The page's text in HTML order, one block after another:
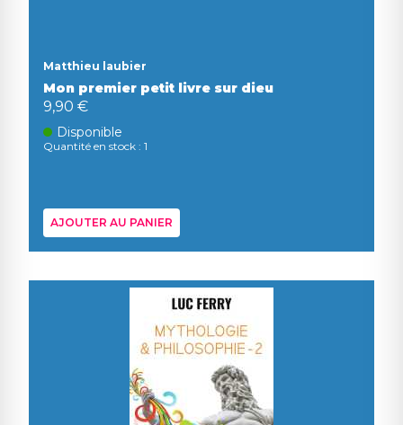
Matthieu laubier
Mon premier petit livre sur dieu
9,90 €
Disponible
Quantité en stock : 1
AJOUTER AU PANIER